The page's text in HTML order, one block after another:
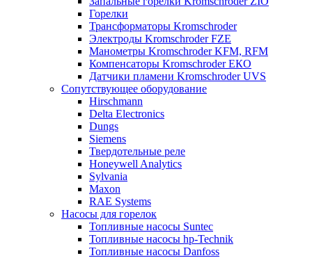
Горелки
Трансформаторы Kromschroder
Электроды Kromschroder FZE
Манометры Kromschroder KFM, RFM
Компенсаторы Kromschroder ЕКО
Датчики пламени Kromschroder UVS
Сопутствующее оборудование
Hirschmann
Delta Electronics
Dungs
Siemens
Твердотельные реле
Honeywell Analytics
Sylvania
Maxon
RAE Systems
Насосы для горелок
Топливные насосы Suntec
Топливные насосы hp-Technik
Топливные насосы Danfoss